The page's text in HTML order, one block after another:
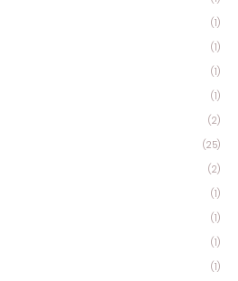
(1)
(1)
(1)
(1)
(2)
(25)
(2)
(1)
(1)
(1)
(1)